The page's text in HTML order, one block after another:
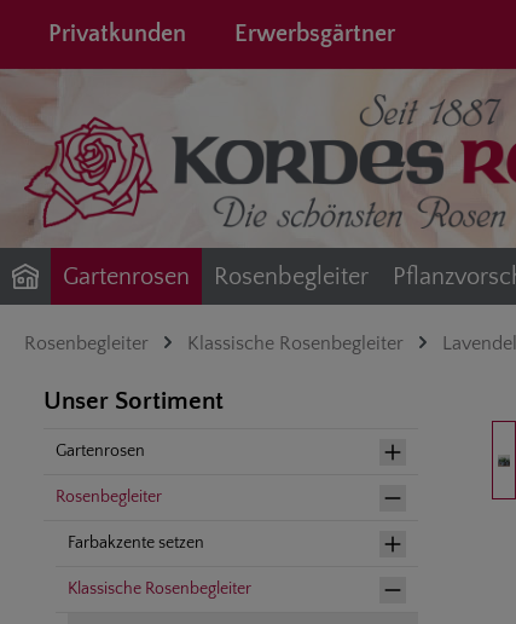
Zur Hauptnavigation springen
Privatkunden Erwerbsgärtner
Gartenrosen Rosenbegleiter
Rosenbegleiter Klassische Rosenbegleiter Lavendel
Unser Sortiment
Gartenrosen
Rosenbegleiter
Farbakzente setzen
Klassische Rosenbegleiter